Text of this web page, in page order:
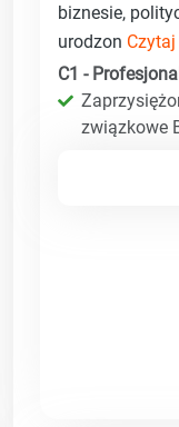
biznesie,
urodzon
C1 -
związkowe